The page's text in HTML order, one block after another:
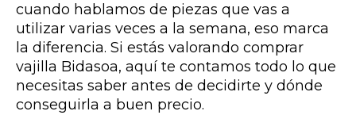
cuando hablamos de piezas que vas a
utilizar varias veces a la semana, eso marca
la diferencia. Si estás valorando comprar
vajilla Bidasoa, aquí te contamos todo lo que
necesitas saber antes de decidirte y dónde
conseguirla a buen precio.